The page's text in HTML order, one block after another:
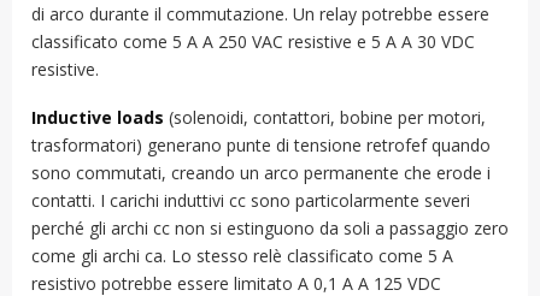
di arco durante il commutazione. Un relay potrebbe essere
classificato come 5 A A 250 VAC resistive e 5 A A 30 VDC
resistive.
Inductive loads (solenoidi, contattori, bobine per motori,
trasformatori) generano punte di tensione retrofef quando
sono commutati, creando un arco permanente che erode i
contatti. I carichi induttivi cc sono particolarmente severi
perché gli archi cc non si estinguono da soli a passaggio zero
come gli archi ca. Lo stesso relè classificato come 5 A
resistivo potrebbe essere limitato A 0,1 A A 125 VDC